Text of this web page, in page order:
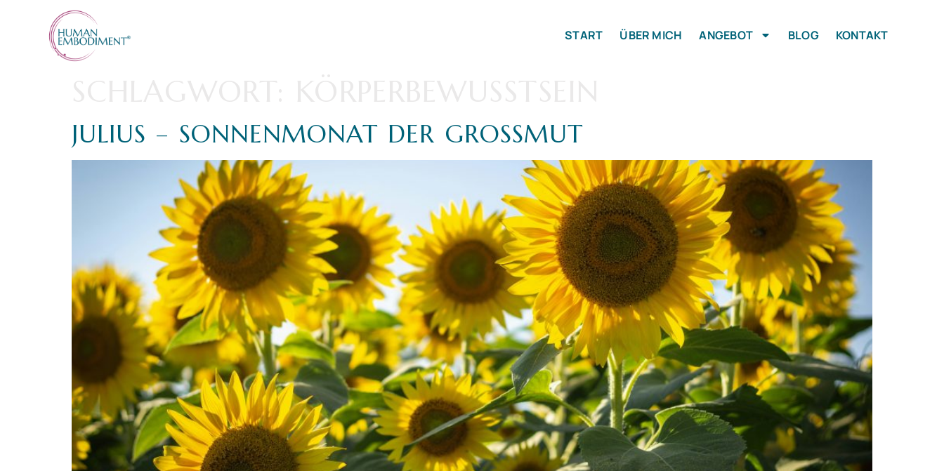
START ÜBER MICH ANGEBOT BLOG KONTAKT
JULIUS – SONNENMONAT DER GROSSMUT